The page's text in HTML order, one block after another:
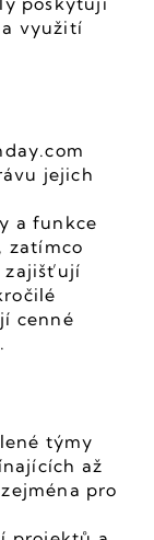
využití
jejich
a funkce
zatímco
zajišťují
cenné
týmy
až
pro